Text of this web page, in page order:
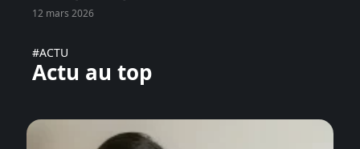
12 mars 2026
#ACTU
Actu au top